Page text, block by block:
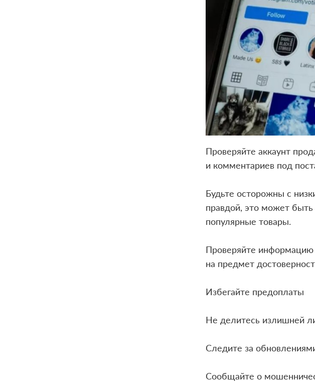
Проверяйте аккаунт
и комментариев под
Будьте осторожны с
правдой, это может
популярные товары.
Проверяйте информацию
на предмет
Избегайте предоплаты
Не делитесь излишней
Следите за
Сообщайте о